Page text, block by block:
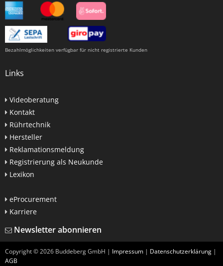
Bezahlmöglichkeiten verfügbar für nicht registrierte Kunden
Links
Videoberatung
Kontakt
Rührtechnik
Hersteller
Reklamationsmeldung
Registrierung als Neukunde
Lexikon
eProcurement
Karriere
Newsletter abonnieren
Copyright ©2026 Buddeberg GmbH | Impressum | Datenschutzerklärung |
AGB